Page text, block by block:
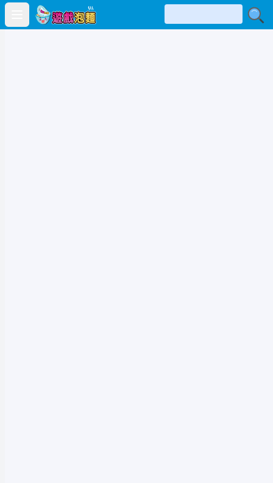
Open main menu